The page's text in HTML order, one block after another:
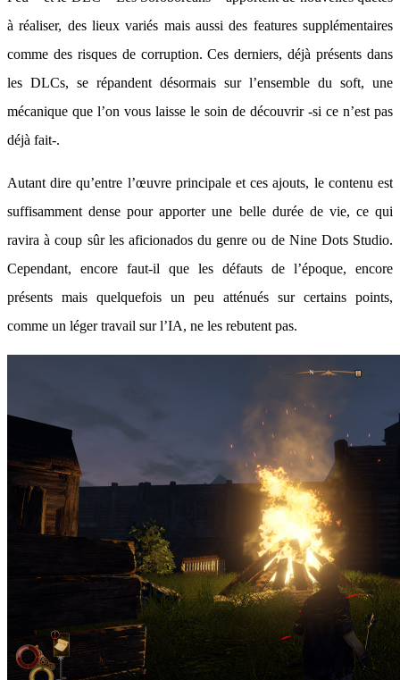
à réaliser, des lieux variés mais aussi des features supplémentaires
comme des risques de corruption. Ces derniers, déjà présents dans
les DLCs, se répandent désormais sur l’ensemble du soft, une
mécanique que l’on vous laisse le soin de découvrir -si ce n’est pas
déjà fait-.
Autant dire qu’entre l’œuvre principale et ces ajouts, le contenu est
suffisamment dense pour apporter une belle durée de vie, ce qui
ravira à coup sûr les aficionados du genre ou de Nine Dots Studio.
Cependant, encore faut-il que les défauts de l’époque, encore
présents mais quelquefois un peu atténués sur certains points,
comme un léger travail sur l’IA, ne les rebutent pas.